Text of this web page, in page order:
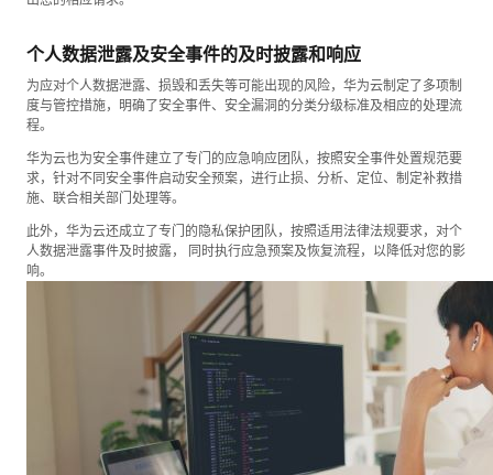
个人数据泄露及安全事件的及时披露和响应
为应对个人数据泄露、损毁和丢失等可能出现的风险，华为云制定了多项制
度与管控措施，明确了安全事件、安全漏洞的分类分级标准及相应的处理流
程。
华为云也为安全事件建立了专门的应急响应团队，按照安全事件处置规范要
求，针对不同安全事件启动安全预案，进行止损、分析、定位、制定补救措
施、联合相关部门处理等。
此外，华为云还成立了专门的隐私保护团队，按照适用法律法规要求，对个
人数据泄露事件及时披露， 同时执行应急预案及恢复流程，以降低对您的影
响。